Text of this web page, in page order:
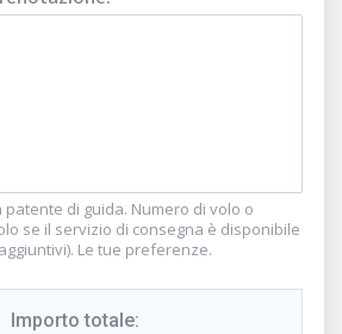
patente di guida. Numero di volo o
se il servizio di consegna è disponibile
Le tue preferenze.
Importo totale: